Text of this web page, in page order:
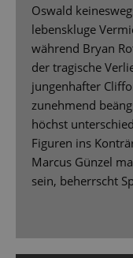
Oswald
lebenskluge
während Bryan
der tragische
jungenhafter
zunehmend
höchst
Figuren ins
Marcus Günzel
sein, beherrscht